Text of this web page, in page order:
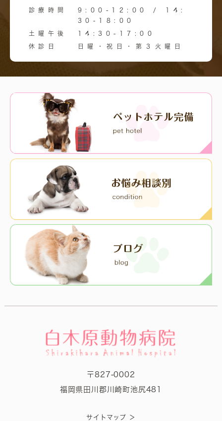
診療時間
9:00-12:00 / 14:
30-18:00
土曜午後 14:30-17:00
休診日 日曜・祝日・第３火曜日
〒827-0002
福岡県田川郡川崎町池尻481
サイトマップ ＞